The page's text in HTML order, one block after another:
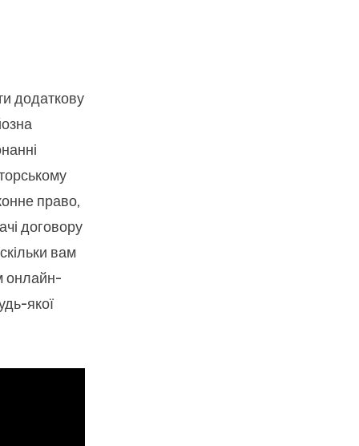
додаткову
право,
договору
вам
онлайн-
якої